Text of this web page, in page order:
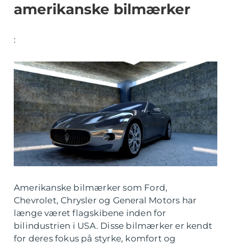
amerikanske bilmærker
:
Amerikanske bilmærker som Ford,
Chevrolet, Chrysler og General Motors har
længe været flagskibene inden for
bilindustrien i USA. Disse bilmærker er kendt
for deres fokus på styrke, komfort og